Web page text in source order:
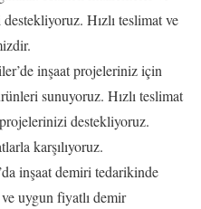
Hızlı teslimat ve
inşaat projeleriniz için
sunuyoruz. Hızlı teslimat
destekliyoruz.
karşılıyoruz.
inşaat demiri tedarikinde
uygun fiyatlı demir